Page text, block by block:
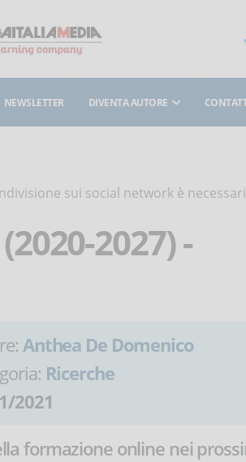
NEWSLETTER DIVENTA AUTORE
sui social network è
2027) -
Anthea De Domenico
Ricerche
2021
formazione online nei